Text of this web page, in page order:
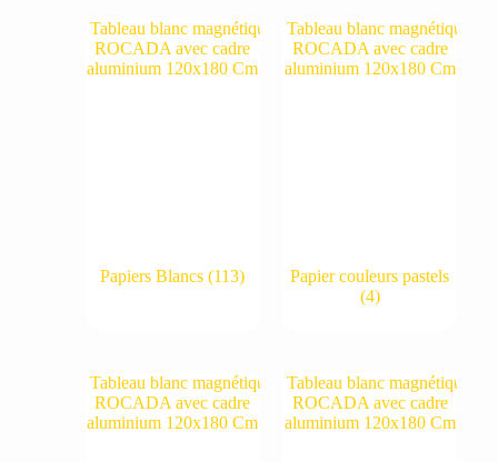
Papiers Blancs(113)
Papier couleurs pastels
(4)